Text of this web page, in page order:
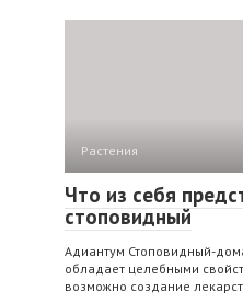
Растения
Что из себя
стоповидный
Адиантум Стоповидный-
обладает целебными
возможно создание